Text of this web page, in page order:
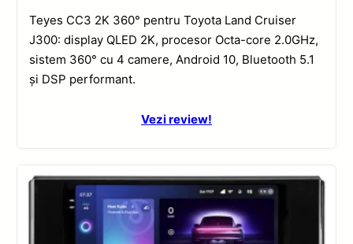
Teyes CC3 2K 360° pentru Toyota Land Cruiser
J300: display QLED 2K, procesor Octa-core 2.0GHz,
sistem 360° cu 4 camere, Android 10, Bluetooth 5.1
și DSP performant.
Vezi review!